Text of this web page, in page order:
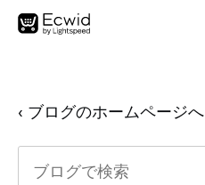
‹ ブログのホームページへ